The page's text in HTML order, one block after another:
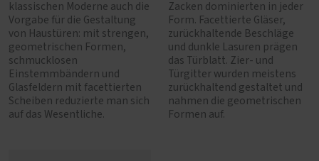
klassischen Moderne auch die
Vorgabe für die Gestaltung
von Haustüren: mit strengen,
geometrischen Formen,
schmucklosen
Einstemmbändern und
Glasfeldern mit facettierten
Scheiben reduzierte man sich
auf das Wesentliche.
Zacken dominierten in jeder
Form. Facettierte Gläser,
zurückhaltende Beschläge
und dunkle Lasuren prägen
das Türblatt. Zier- und
Türgitter wurden meistens
zurückhaltend gestaltet und
nahmen die geometrischen
Formen auf.